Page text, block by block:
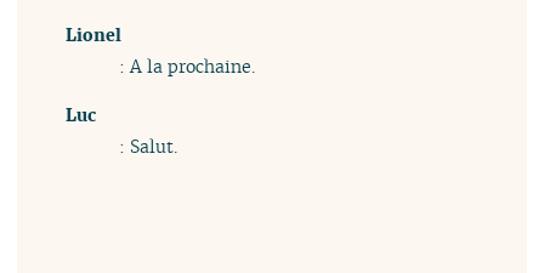
Lionel
: A la prochaine.
Luc
: Salut.